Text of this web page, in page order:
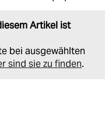
Artikel ist
bei ausgewählten
sind sie zu finden.